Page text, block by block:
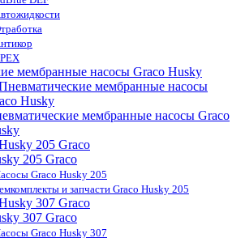
мембранные насосы Graco Husky
мембранные насосы Graco
205 Graco
Graco Husky 205
и запчасти Graco Husky 205
307 Graco
Graco Husky 307